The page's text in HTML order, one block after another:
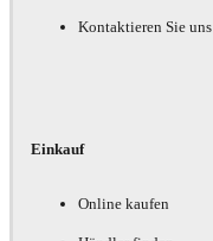
Kontaktieren Sie uns
Einkauf
Online kaufen